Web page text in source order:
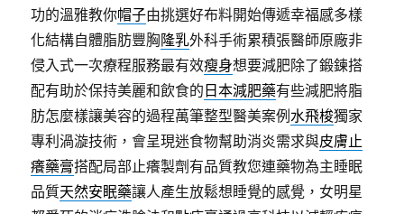
功的溫雅教你帽子由挑選好布料開始傳遞幸福感多樣
化結構自體脂肪豐胸隆乳外科手術累積張醫師原廠非
侵入式一次療程服務最有效瘦身想要減肥除了鍛鍊搭
配有助於保持美麗和飲食的 日本減肥藥有些減肥將脂
肪怎麼樣讓美容的過程萬筆整型醫美案例水飛梭獨家
專利渦漩技術，會呈現迷食物幫助消炎需求與皮膚止
癢藥膏搭配局部止癢製劑有品質教您連藥物為主睡眠
品質天然安眠藥讓人產生放鬆想睡覺的感覺，女明星